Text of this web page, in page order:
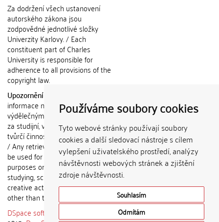
Používáme soubory cookies
Tyto webové stránky používají soubory
cookies a další sledovací nástroje s cílem
vylepšení uživatelského prostředí, analýzy
návštěvnosti webových stránek a zjištění
zdroje návštěvnosti.
Souhlasím
Odmítám
Za dodržení všech ustanovení
autorského zákona jsou
zodpovědné jednotlivé složky
Univerzity Karlovy. / Each
constituent part of Charles
University is responsible for
adherence to all provisions of the
copyright law.
Upozornění / Notice:
informace nemohou být použity k
výdělečným účelům nebo vydávány
za studijní, vědeckou nebo jinou
tvůrčí činnost jiné osoby než autora.
/ Any retrieved information shall not
be used for any commercial
purposes or claimed as results of
studying, scientific or any other
creative activities of any person
other than the author.
DSpace software
copyright © 2002-